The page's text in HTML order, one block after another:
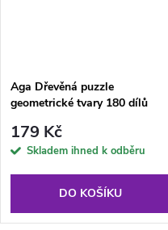
Aga Dřevěná puzzle
geometrické tvary 180 dílů
179 Kč
Skladem ihned k odběru
DO KOŠÍKU